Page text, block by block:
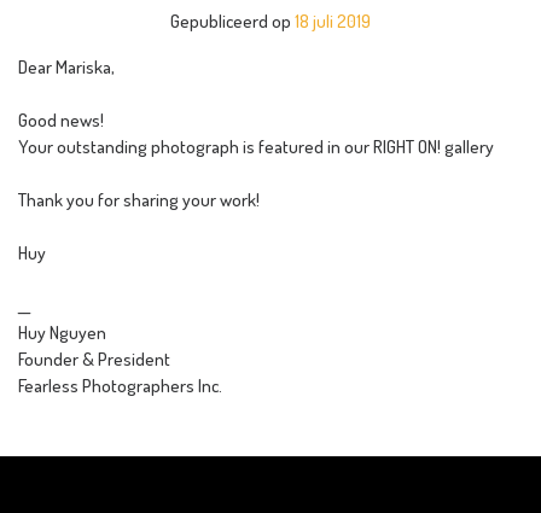
Gepubliceerd op 18 juli 2019
Dear Mariska,
Good news!
Your outstanding photograph is featured in our RIGHT ON! gallery
Thank you for sharing your work!
Huy
Huy Nguyen
Founder & President
Fearless Photographers Inc.